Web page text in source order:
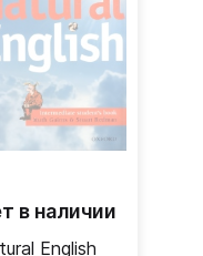
в наличии
English